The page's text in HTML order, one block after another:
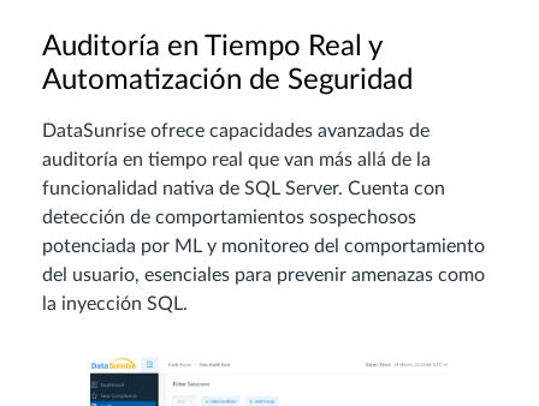
Auditoría en Tiempo Real y
Automatización de Seguridad
DataSunrise ofrece capacidades avanzadas de
auditoría en tiempo real que van más allá de la
funcionalidad nativa de SQL Server. Cuenta con
detección de comportamientos sospechosos
potenciada por ML y monitoreo del comportamiento
del usuario, esenciales para prevenir amenazas como
la inyección SQL.